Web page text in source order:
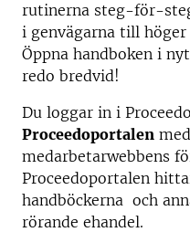
rutinerna steg-för-
i genvägarna till höger
Öppna handboken i
redo bredvid!
Du loggar in i
Proceedoportalen
medarbetarwebbens
Proceedoportalen
handböckerna och
rörande ehandel.